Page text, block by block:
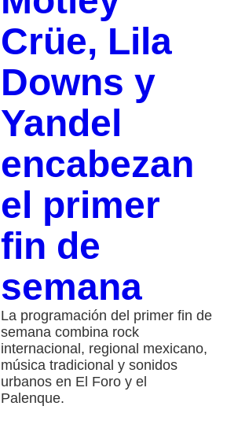
Crüe, Lila
Downs y
Yandel
encabezan
el primer
fin de
semana
La programación del primer fin de
semana combina rock
internacional, regional mexicano,
música tradicional y sonidos
urbanos en El Foro y el
Palenque.